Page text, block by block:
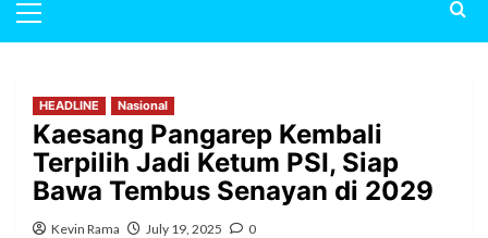
HEADLINE Nasional
Kaesang Pangarep Kembali
Terpilih Jadi Ketum PSI, Siap
Bawa Tembus Senayan di 2029
Kevin Rama July 19, 2025 0